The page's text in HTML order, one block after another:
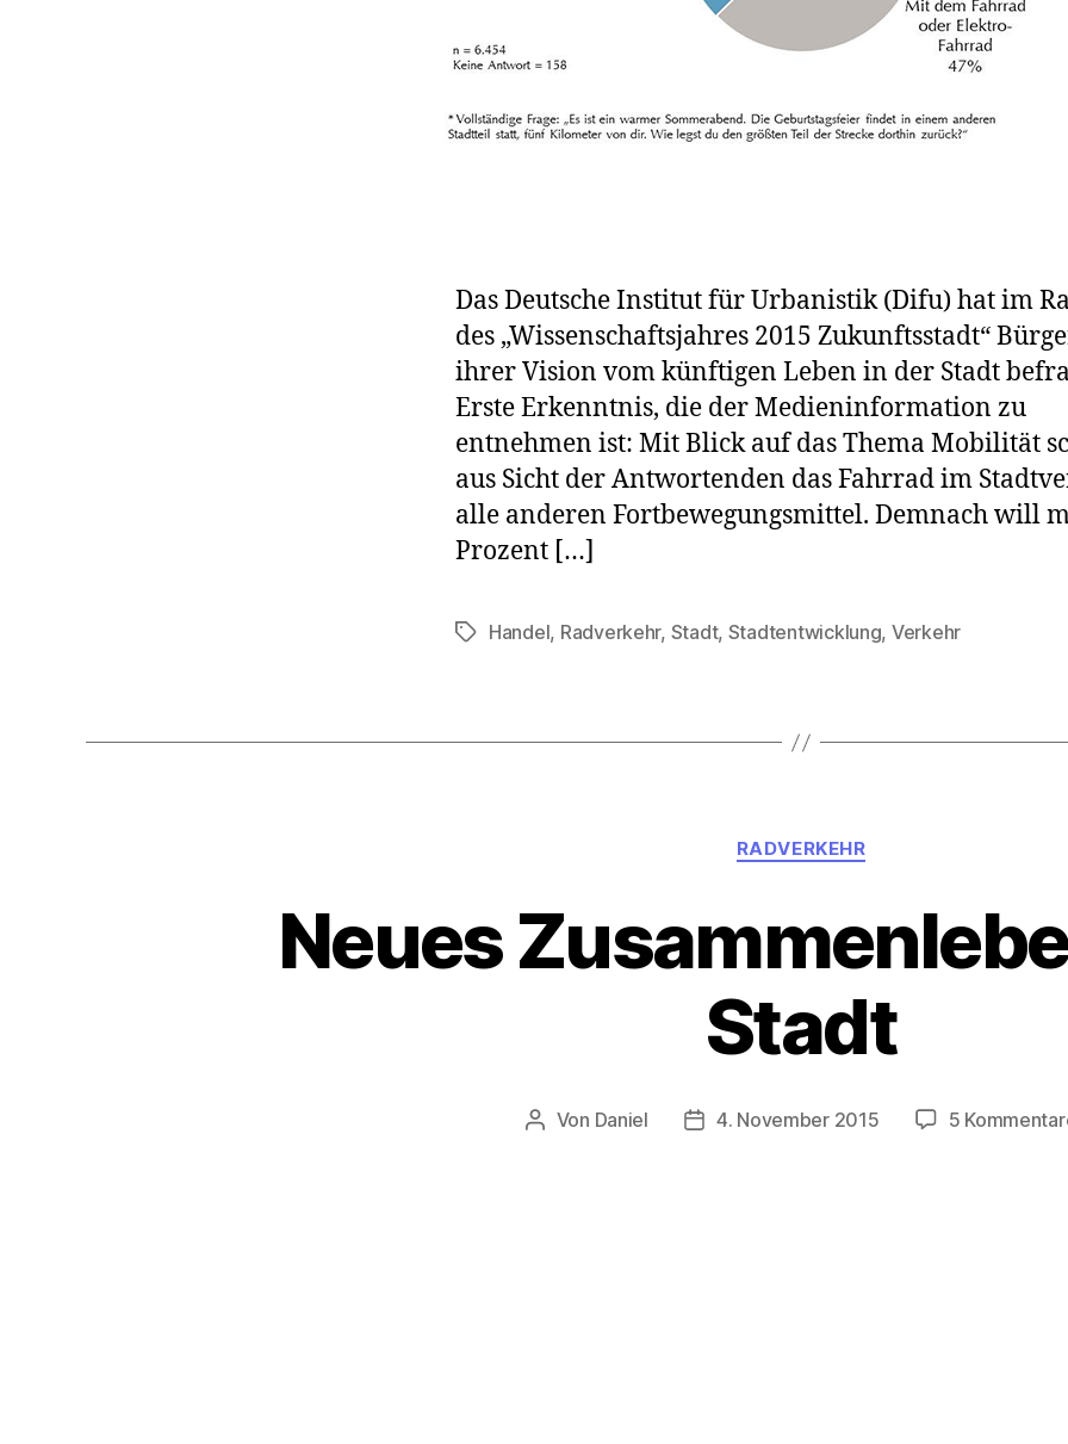
Das Deutsche Institut für Urbanistik (Difu) hat im
des „Wissenschaftsjahres 2015 Zukunftsstadt“
ihrer Vision vom künftigen Leben in der Stadt
Erste Erkenntnis, die der Medieninformation zu
entnehmen ist: Mit Blick auf das Thema Mobilität
aus Sicht der Antwortenden das Fahrrad im
alle anderen Fortbewegungsmittel. Demnach will
Prozent […]
Schlagwörter
Handel, Radverkehr, Stadt, Stadtentwicklung, Verkehr
Kategorien
RADVERKEHR
Neues
Stadt
Beitragsautor
Von Daniel Beitragsdatum
4. November 2015 5